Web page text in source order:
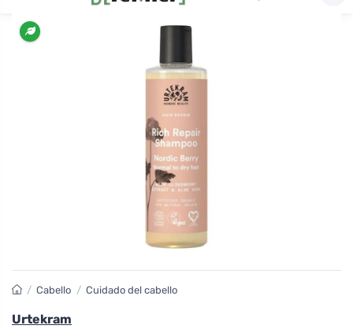
/ Cabello / Cuidado del cabello
Urtekram